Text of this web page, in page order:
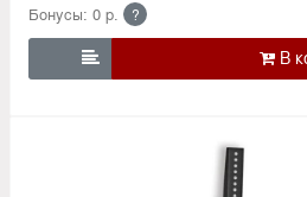
Бонусы: 0 р. ?
